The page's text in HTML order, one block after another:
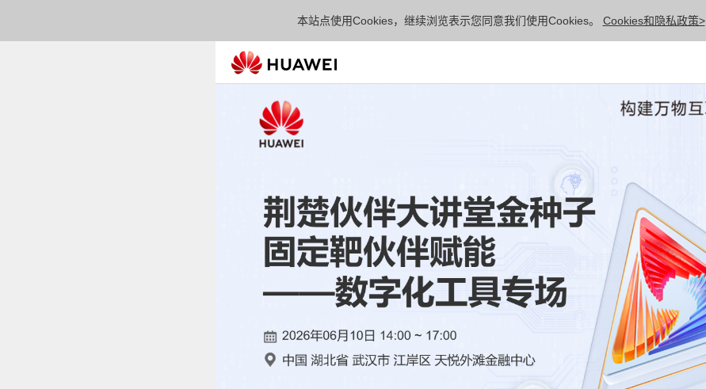
本站点使用Cookies，继续浏览表示您同意我们使用Cookies。 Cookies和隐私政策>